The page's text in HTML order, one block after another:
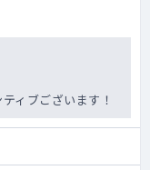
ィブございます！